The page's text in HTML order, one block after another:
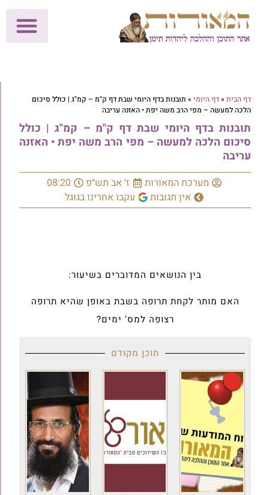
דף הבית »דף היומי » תובנות בדף היומי שבת דף ק"מ – קמ"ג | כולל סיכום
הלכה למעשה – מפי הרב משה יפת • האזנה עריבה
תובנות בדף היומי שבת דף ק"מ – קמ"ג | כולל
סיכום הלכה למעשה – מפי הרב משה יפת • האזנה
עריבה
מערכת המאורות ז׳ אב תש״פ
08:20
אין תגובות
עקבו אחרינו בגוגל
בין הנושאים המדוברים בשיעור:
האם מותר לקחת תרופה בשבת באופן שהיא תרופה
רצופה למס' ימים?
תוכן מקודם